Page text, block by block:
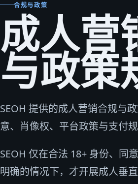
合规与政策
成人营
与政策
SEOH 提供的成人营销合规与
意、肖像权、平台政策与支付规
SEOH 仅在合法 18+ 身份、同
明确的情况下，才开展成人垂直